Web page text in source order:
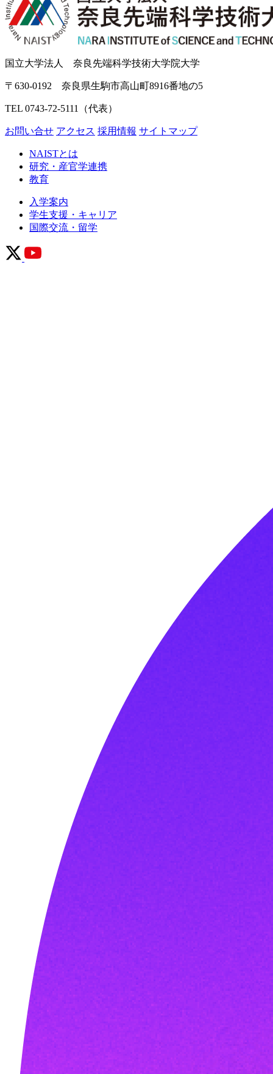
国立大学法人 奈良先端科学技術大学院大学
〒630-0192 奈良県生駒市高山町8916番地の5
TEL 0743-72-5111（代表）
お問い合せ アクセス 採用情報 サイトマップ
NAISTとは
研究・産官学連携
教育
入学案内
学生支援・キャリア
国際交流・留学